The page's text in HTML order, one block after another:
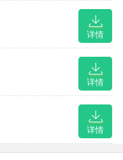
详情
详情
详情